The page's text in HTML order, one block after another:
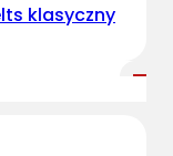
klasyczny